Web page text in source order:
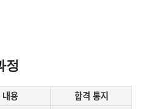
정
내용 합격 통지